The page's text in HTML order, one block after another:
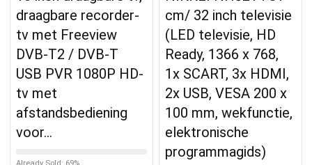
draagbare recorder-
tv met Freeview
DVB-T2 / DVB-T
USB PVR 1080P HD-
tv met
afstandsbediening
voor…
cm/ 32 inch televisie
(LED televisie, HD
Ready, 1366 x 768,
1x SCART, 3x HDMI,
2x USB, VESA 200 x
100 mm, wekfunctie,
elektronische
programmagids)